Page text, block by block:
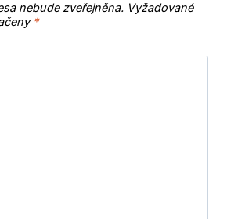
nebude zveřejněna. Vyžadované
*